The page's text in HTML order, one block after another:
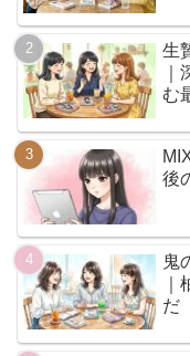
生
む
後
鬼
だ